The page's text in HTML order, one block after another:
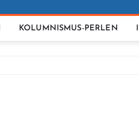
KOLUMNISMUS-PERLEN